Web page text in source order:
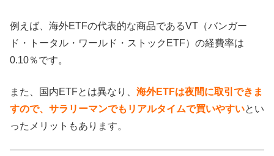
例えば、海外ETFの代表的な商品であるVT（バンガー
ド・トータル・ワールド・ストックETF）の経費率は
0.10％です。
また、国内ETFとは異なり、 海外ETFは夜間に取引できま
すので、サラリーマンでもリアルタイムで買いやすいとい
ったメリットもあります。